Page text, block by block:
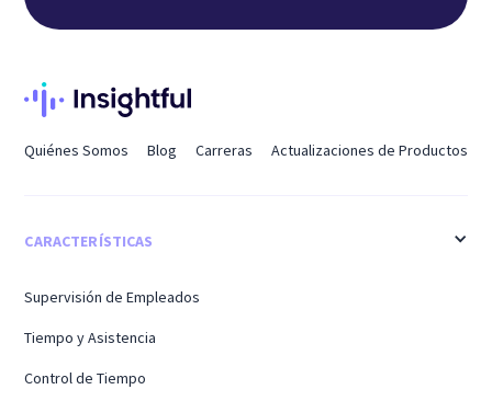
Quiénes Somos Blog Carreras Actualizaciones de Productos
CARACTERÍSTICAS
Supervisión de Empleados
Tiempo y Asistencia
Control de Tiempo